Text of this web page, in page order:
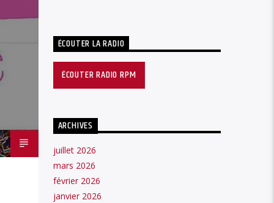
ÉCOUTER LA RADIO
ÉCOUTER RADIO RPM
ARCHIVES
juillet 2026
mars 2026
février 2026
janvier 2026